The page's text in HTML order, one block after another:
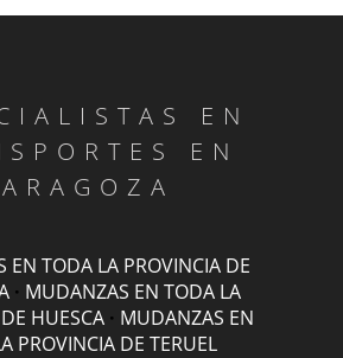
EN
EN
EN TODA LA PROVINCIA DE
· MUDANZAS EN TODA LA
HUESCA · MUDANZAS EN
PROVINCIA DE TERUEL